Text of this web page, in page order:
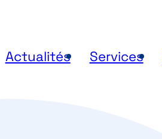
Actualités Services